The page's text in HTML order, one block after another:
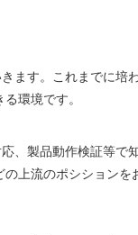
ます。これまでに培
環境です。
、製品動作検証等で
上流のポシションを